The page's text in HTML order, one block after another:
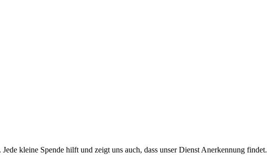
kleine Spende hilft und zeigt uns auch, dass unser Dienst Anerkennung findet.